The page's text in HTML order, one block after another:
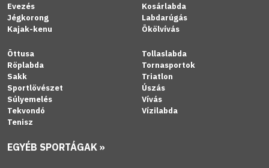
Evezés
Jégkorong
Kajak-kenu
Kosárlabda
Labdarúgás
Ökölvívás
Öttusa
Röplabda
Sakk
Sportlövészet
Súlyemelés
Tekvondó
Tenisz
Tollaslabda
Tornasportok
Triatlon
Úszás
Vívás
Vízilabda
EGYÉB SPORTÁGAK »